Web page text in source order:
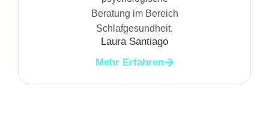
Laura Santiago
Mehr Erfahren